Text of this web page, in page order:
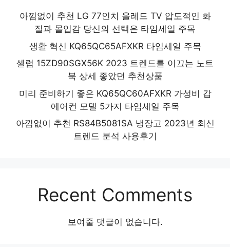
아낌없이 추천 LG 77인치 올레드 TV 압도적인 화
질과 몰입감 당신의 선택은 타임세일 주목
생활 혁신 KQ65QC65AFXKR 타임세일 주목
셀럽 15ZD90SGX56K 2023 트렌드를 이끄는 노트
북 상세 좋았던 추천상품
미리 준비하기 좋은 KQ65QC60AFXKR 가성비 갑
에어컨 모델 5가지 타임세일 주목
아낌없이 추천 RS84B5081SA 냉장고 2023년 최신
트렌드 분석 사용후기
Recent Comments
보여줄 댓글이 없습니다.